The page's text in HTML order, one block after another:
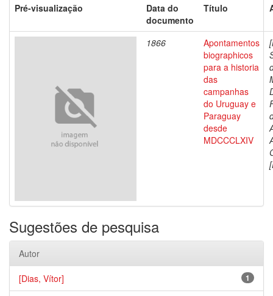
Pré-visualização
Data do
documento
Título
1866
Apontamentos
biographicos
para a historia
das
campanhas
do Uruguay e
Paraguay
desde
MDCCCLXIV
Sugestões de pesquisa
Autor
1
[Dias, Vítor]